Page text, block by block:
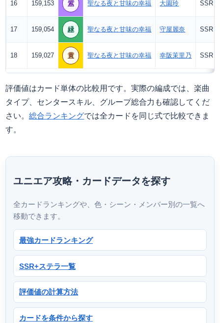
16 159,153 紫 聖なる夜と甘味の幸福 大園玲 SSR
17 159,054 緑 聖なる夜と甘味の幸福 守屋麗奈 SSR
18 159,027 黄 聖なる夜と甘味の幸福 幸阪茉里乃 SSR
評価値はカード単体の比較用です。実際の編成では、楽曲
タイプ、センタースキル、グループ総合力も確認してくだ
さい。総合ランキングでは全カードを同じ式で比較できま
す。
ユニエア攻略・カードデータを探す
全カードランキングや、色・シーン・メンバー別の一覧へ
移動できます。
最強カードランキング
SSR+ステラ一覧
評価値の計算方法
カードを条件から探す